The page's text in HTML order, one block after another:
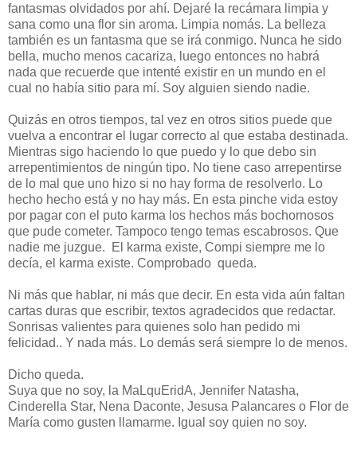
fantasmas olvidados por ahí. Dejaré la recámara limpia y
sana como una flor sin aroma. Limpia nomás. La belleza
también es un fantasma que se irá conmigo. Nunca he sido
bella, mucho menos cacariza, luego entonces no habrá
nada que recuerde que intenté existir en un mundo en el
cual no había sitio para mí. Soy alguien siendo nadie.
Quizás en otros tiempos, tal vez en otros sitios puede que
vuelva a encontrar el lugar correcto al que estaba destinada.
Mientras sigo haciendo lo que puedo y lo que debo sin
arrepentimientos de ningún tipo. No tiene caso arrepentirse
de lo mal que uno hizo si no hay forma de resolverlo. Lo
hecho hecho está y no hay más. En esta pinche vida estoy
por pagar con el puto karma los hechos más bochornosos
que pude cometer. Tampoco tengo temas escabrosos. Que
nadie me juzgue. El karma existe, Compi siempre me lo
decía, el karma existe. Comprobado queda.
Ni más que hablar, ni más que decir. En esta vida aún faltan
cartas duras que escribir, textos agradecidos que redactar.
Sonrisas valientes para quienes solo han pedido mi
felicidad.. Y nada más. Lo demás será siempre lo de menos.
Dicho queda.
Suya que no soy, la MaLquEridA, Jennifer Natasha,
Cinderella Star, Nena Daconte, Jesusa Palancares o Flor de
María como gusten llamarme. Igual soy quien no soy.